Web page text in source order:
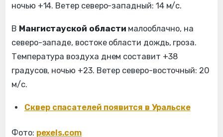
ночью +14. Ветер северо-западный: 14 м/с.
В Мангистауской области малооблачно, на
северо-западе, востоке области дождь, гроза.
Температура воздуха днем составит +38
градусов, ночью +23. Ветер северо-восточный: 20
м/с.
Сквер спасателей появится в Уральске
Фото: pexels.com